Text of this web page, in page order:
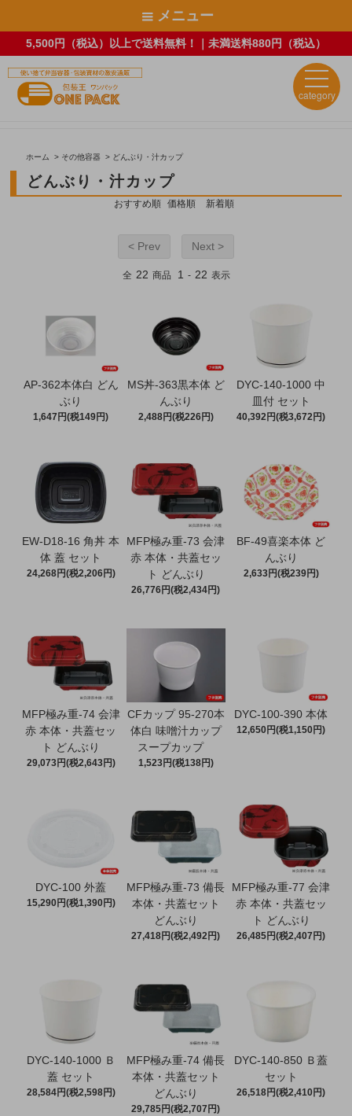
5,500円（税込）以上で送料無料！｜未満送料880円（税込）
メニュー
category
ホーム > その他容器 > どんぶり・汁カップ
どんぶり・汁カップ
おすすめ順 価格順 新着順
< Prev Next >
全 22 商品 1 - 22 表示
AP-362本体白 どん
ぶり
1,647円(税149円)
MS丼-363黒本体 ど
んぶり
2,488円(税226円)
DYC-140-1000 中
皿付 セット
40,392円(税3,672円)
EW-D18-16 角丼 本
体 蓋 セット
24,268円(税2,206円)
MFP極み重-73 会津
赤 本体・共蓋セッ
ト どんぶり
26,776円(税2,434円)
BF-49喜楽本体 ど
んぶり
2,633円(税239円)
MFP極み重-74 会津
赤 本体・共蓋セッ
ト どんぶり
29,073円(税2,643円)
CFカップ 95-270本
体白 味噌汁カップ
スープカップ
1,523円(税138円)
DYC-100-390 本体
12,650円(税1,150円)
DYC-100 外蓋
15,290円(税1,390円)
MFP極み重-73 備長
本体・共蓋セット
どんぶり
27,418円(税2,492円)
MFP極み重-77 会津
赤 本体・共蓋セッ
ト どんぶり
26,485円(税2,407円)
DYC-140-1000 Ｂ
蓋 セット
28,584円(税2,598円)
MFP極み重-74 備長
本体・共蓋セット
どんぶり
29,785円(税2,707円)
DYC-140-850 Ｂ蓋
セット
26,518円(税2,410円)